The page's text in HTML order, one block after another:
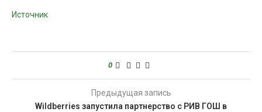
Источник
0
Предыдущая запись
Wildberries запустила партнерство с РИВ ГОШ в